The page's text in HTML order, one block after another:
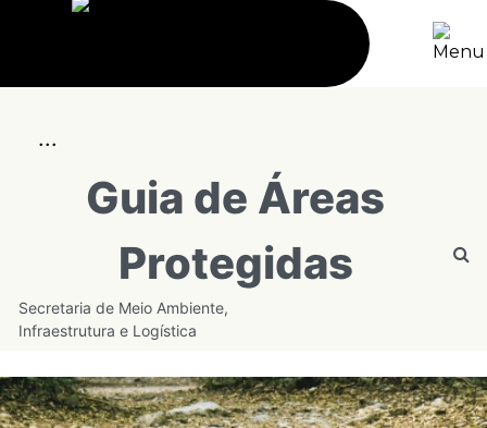
...
Guia de Áreas
Protegidas
Secretaria de Meio Ambiente,
Infraestrutura e Logística